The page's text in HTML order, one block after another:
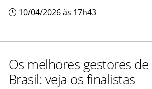
10/04/2026 às 17h43
Os melhores gestores
Brasil: veja os finalistas